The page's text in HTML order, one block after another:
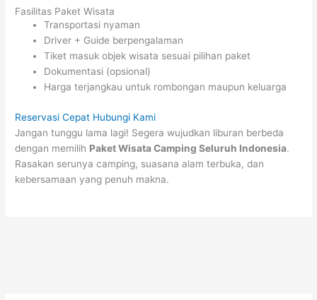
Fasilitas Paket Wisata
Transportasi nyaman
Driver + Guide berpengalaman
Tiket masuk objek wisata sesuai pilihan paket
Dokumentasi (opsional)
Harga terjangkau untuk rombongan maupun keluarga
Reservasi Cepat Hubungi Kami
Jangan tunggu lama lagi! Segera wujudkan liburan berbeda
dengan memilih Paket Wisata Camping Seluruh Indonesia.
Rasakan serunya camping, suasana alam terbuka, dan
kebersamaan yang penuh makna.